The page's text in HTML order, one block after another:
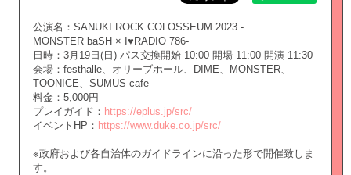
公演名：SANUKI ROCK COLOSSEUM 2023 -
MONSTER baSH × I♥RADIO 786-
日時：3月19日(日) パス交換開始 10:00 開場 11:00 開演 11:30
会場：festhalle、オリーブホール、DIME、MONSTER、
TOONICE、SUMUS cafe
料金：5,000円
プレイガイド： https://eplus.jp/src/
イベントHP： https://www.duke.co.jp/src/
※政府および各自治体のガイドラインに沿った形で開催致しま
す。